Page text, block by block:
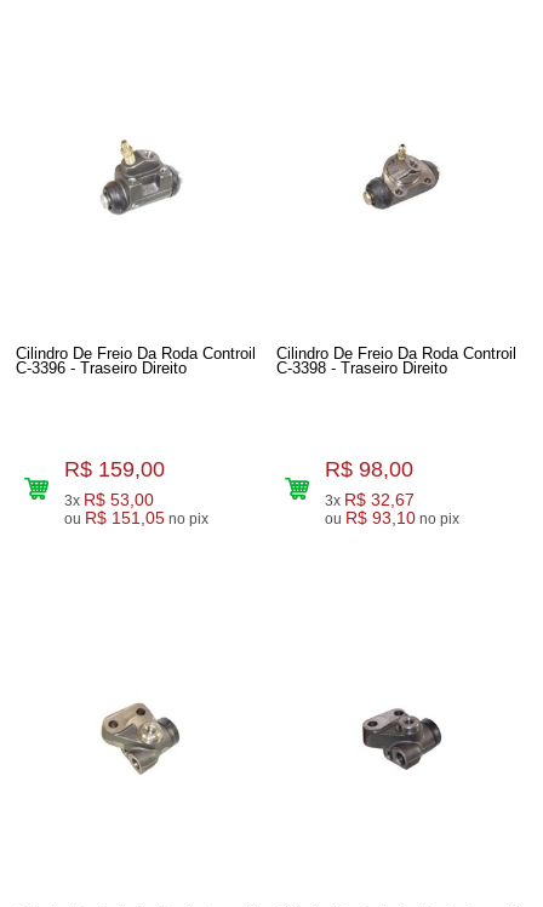
Cilindro De Freio Da Roda Controil
C-3396 - Traseiro Direito
R$ 159,00
3x R$ 53,00
ou R$ 151,05 no pix
Cilindro De Freio Da Roda Controil
C-3398 - Traseiro Direito
R$ 98,00
3x R$ 32,67
ou R$ 93,10 no pix